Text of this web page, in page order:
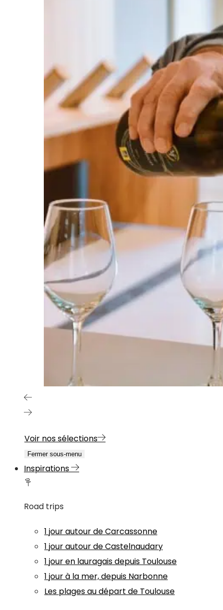
Voir nos sélections
Fermer sous-menu
Inspirations
Road trips
1 jour autour de Carcassonne
1 jour autour de Castelnaudary
1 jour en lauragais depuis Toulouse
1 jour à la mer, depuis Narbonne
Les plages au départ de Toulouse